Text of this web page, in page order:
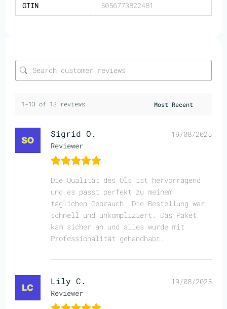
GTIN 5056773822481
1-13 of 13 reviews
Sigrid O.
Reviewer
19/08/2025
Die Qualität des Öls ist hervorragend
und es passt perfekt zu meinem
täglichen Gebrauch. Die Bestellung war
schnell und unkompliziert. Das Paket
kam sicher an und alles wurde mit
Professionalität gehandhabt.
Lily C.
Reviewer
19/08/2025